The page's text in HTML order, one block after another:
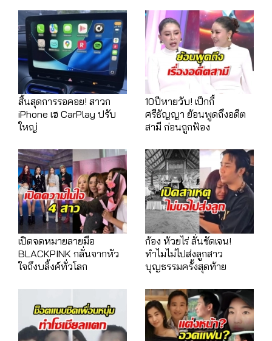
สิ้นสุดการรอคอย! สาวก
iPhone เฮ CarPlay ปรับ
ใหญ่
10ปีหายวับ! เป็กกี้
ศรีธัญญา ย้อนพูดถึงอดีต
สามี ก่อนถูกฟ้อง
เปิดจดหมายลายมือ
BLACKPINK กลั่นจากหัว
ใจถึงบลิ้งค์ทั่วโลก
ก้อง ห้วยไร่ ลั่นชัดเจน!
ทำไมไม่ไปส่งลูกสาว
บุญธรรมครั้งสุดท้าย